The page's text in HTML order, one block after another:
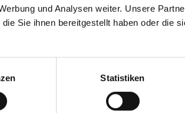
und Analysen weiter. Unsere
Sie ihnen bereitgestellt haben oder die
Statistiken
zu